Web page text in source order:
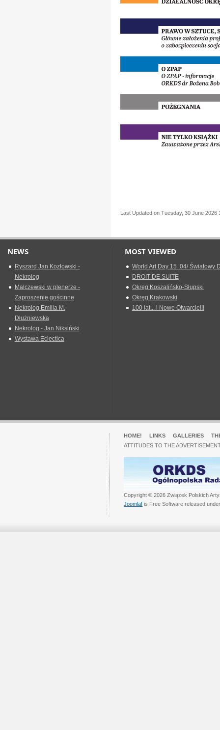
Last Updated on Tuesday, 30 June 2026
NEWS
Ryszard Jan Kozłowski -
Nekrolog
Malczewski w plenerze -
Zaproszenie gościnne
Nekrolog Emilia M.
Dłużniewska
Nekrolog - Jan Niksiński
Wystawa Eclectica
MOST VIEWED
World Art Day 15 .04/ Światowy
DROIT DE SUITE
Okreg Koszalińsko-Słupski
Okręg Krakowski
100 lat... i Nowe Otwarcie!!!
HOME! LINKS GALLERIES
ATTITUDES TO THE
Copyright © 2026 Związek Polskich
Joomla! is Free Software released